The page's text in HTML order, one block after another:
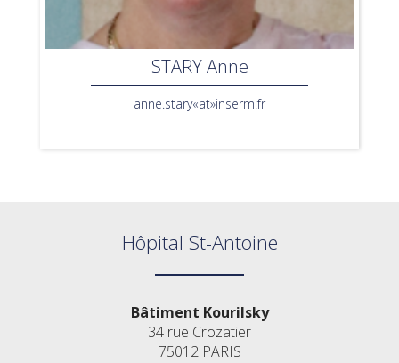
STARY Anne
anne.stary«at»inserm.fr
Hôpital St-Antoine
Bâtiment Kourilsky
34 rue Crozatier
75012 PARIS